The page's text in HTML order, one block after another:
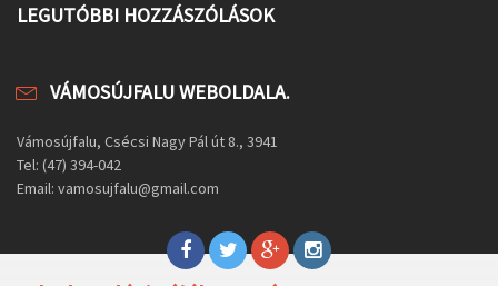
LEGUTÓBBI HOZZÁSZÓLÁSOK
VÁMOSÚJFALU WEBOLDALA.
Vámosújfalu, Csécsi Nagy Pál út 8., 3941
Tel: (47) 394-042
Email: vamosujfalu@gmail.com